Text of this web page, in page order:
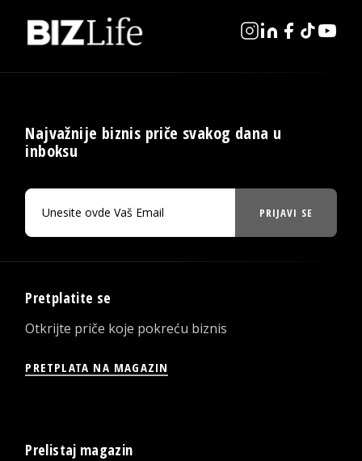
Najvažnije biznis priče svakog dana u
inboksu
PRIJAVI SE
Pretplatite se
Otkrijte priče koje pokreću biznis
PRETPLATA NA MAGAZIN
Prelistaj magazin